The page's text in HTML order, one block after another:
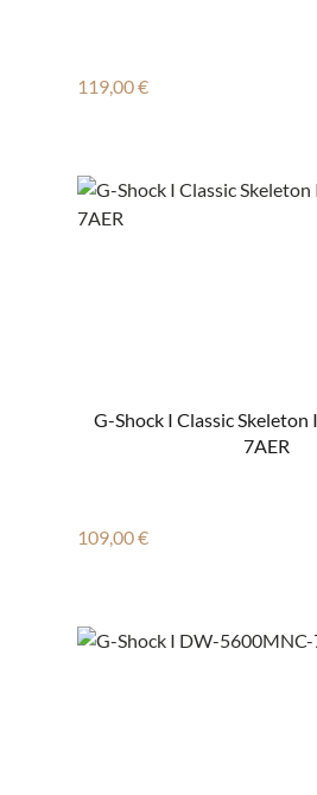
Regulärer Preis:
119,00 €
G-Shock I Classic Skeleton
7AER
Regulärer Preis:
109,00 €